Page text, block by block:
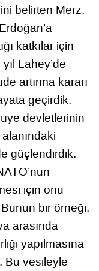
belirten Merz,
katkılar için
Lahey’de
artırma kararı
geçirdik.
devletlerinin
güçlendirdik.
için onu
bir örneği,
arasında
yapılmasına
Bu vesileyle